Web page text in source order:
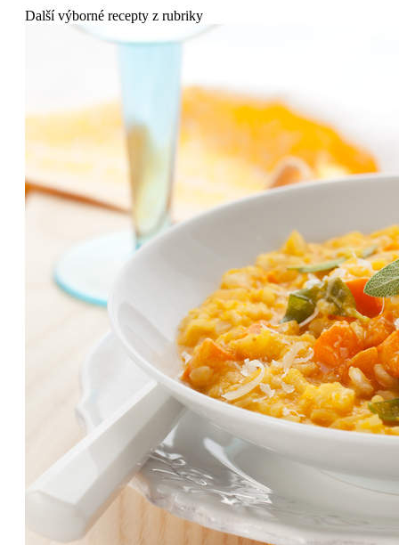
Další výborné recepty z rubriky